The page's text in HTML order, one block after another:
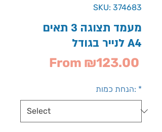
SKU: 374683
מעמד תצוגה 3 תאים
לנייר בגודל A4
From ₪123.00
הנחת כמות: *